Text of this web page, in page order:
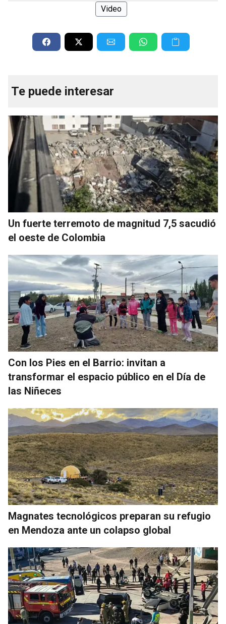
Video
Te puede interesar
Un fuerte terremoto de magnitud 7,5 sacudió
el oeste de Colombia
Con los Pies en el Barrio: invitan a
transformar el espacio público en el Día de
las Niñeces
Magnates tecnológicos preparan su refugio
en Mendoza ante un colapso global